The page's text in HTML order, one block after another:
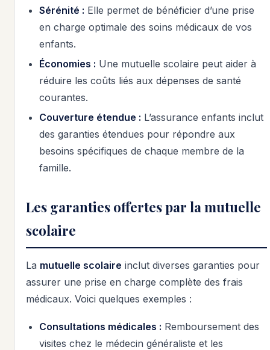
Sérénité : Elle permet de bénéficier d’une prise
en charge optimale des soins médicaux de vos
enfants.
Économies : Une mutuelle scolaire peut aider à
réduire les coûts liés aux dépenses de santé
courantes.
Couverture étendue : L’assurance enfants inclut
des garanties étendues pour répondre aux
besoins spécifiques de chaque membre de la
famille.
Les garanties offertes par la mutuelle
scolaire
La mutuelle scolaire inclut diverses garanties pour
assurer une prise en charge complète des frais
médicaux. Voici quelques exemples :
Consultations médicales : Remboursement des
visites chez le médecin généraliste et les